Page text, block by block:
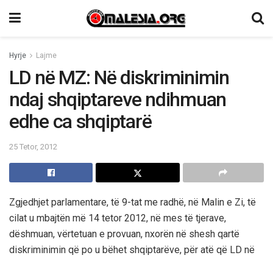
Hyrje Lajme
LD në MZ: Në diskriminimin
ndaj shqiptareve ndihmuan
edhe ca shqiptarë
25 Tetor, 2012
Zgjedhjet parlamentare, të 9-tat me radhë, në Malin e Zi, të
cilat u mbajtën më 14 tetor 2012, në mes të tjerave,
dëshmuan, vërtetuan e provuan, nxorën në shesh qartë
diskriminimin që po u bëhet shqiptarëve, për atë që LD në